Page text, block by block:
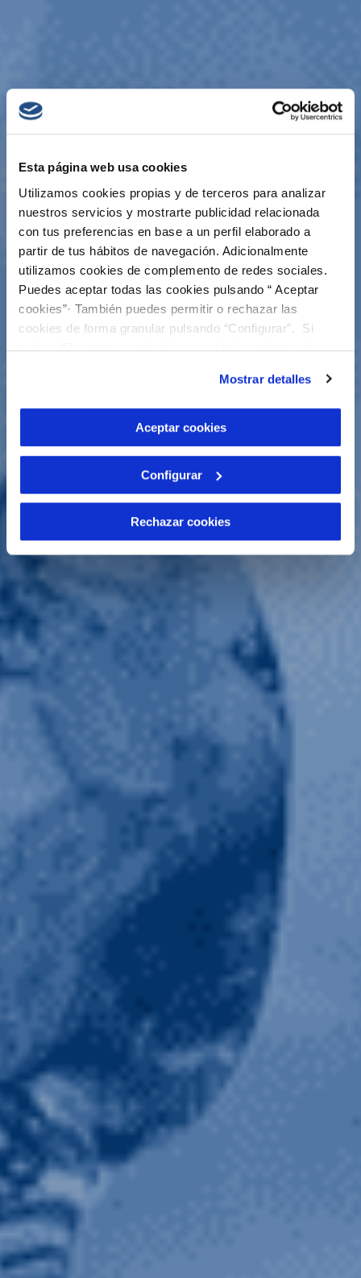
Esta página web usa cookies
Utilizamos cookies propias y de terceros para analizar
nuestros servicios y mostrarte publicidad relacionada
con tus preferencias en base a un perfil elaborado a
partir de tus hábitos de navegación. Adicionalmente
utilizamos cookies de complemento de redes sociales.
Puedes aceptar todas las cookies pulsando “ Aceptar
cookies”· También puedes permitir o rechazar las
cookies de forma granular pulsando “Configurar”. Si
pulsas “Rechazar cookies”, equivaldrá a rechazar la
son indispensables para que el sitio web funcione y que
por tanto no se pueden desactivar. Puedes consultar
más información en nuestraPolítica de Cookies
Mostrar detalles
Aceptar cookies
Configurar
Rechazar cookies